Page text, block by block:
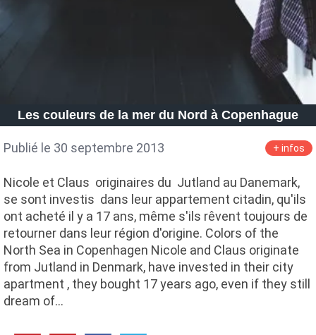
Les couleurs de la mer du Nord à Copenhague
Publié le 30 septembre 2013 + infos
Nicole et Claus originaires du Jutland au Danemark,
se sont investis dans leur appartement citadin, qu'ils
ont acheté il y a 17 ans, même s'ils rêvent toujours de
retourner dans leur région d'origine. Colors of the
North Sea in Copenhagen Nicole and Claus originate
from Jutland in Denmark, have invested in their city
apartment , they bought 17 years ago, even if they still
dream of…